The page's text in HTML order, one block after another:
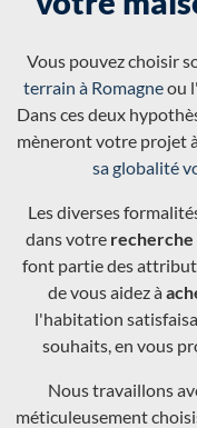
Vous pouvez choisir
terrain à Romagneou
Dans ces deux
mèneront votre projet
sa globalité
Les diverses
dans votre recherche
font partie des
de vous aidez à
l'habitation
souhaits, en vous
Nous travaillons
méticuleusement